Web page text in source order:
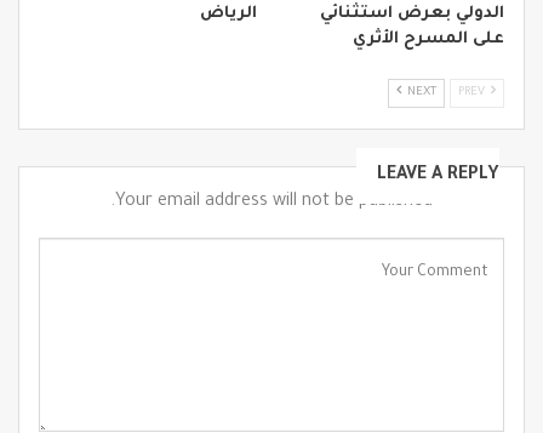
الدولي بعرض استثنائي
على المسرح الأثري
الرياض
NEXT
LEAVE A REPLY
Your email address will not be published.